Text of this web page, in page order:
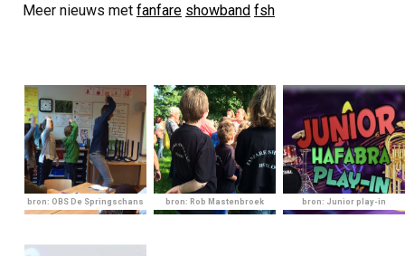
Meer nieuws met fanfare showband fsh
bron: OBS De Springschans bron: Rob Mastenbroek bron: Junior play-in